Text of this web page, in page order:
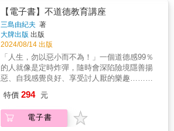
（《細雪》之家）．谷崎潤一郎紀念館本書特
色1. 小開本大字精裝輕量版，適合睡前閱讀的
枕邊書2. 32頁全彩特輯「谷崎潤一郎文學
&《春琴抄》」3. 獨家收錄〈春琴抄後語〉、
「春琴・佐助年表」、「谷崎潤一郎年表」
未有的危機⋯⋯《春琴抄》透過春琴和佐助的
故事，探索了人性中的美與醜、愛與痛，以及
極端情感中的陶醉與昇華。不僅展現了谷崎潤
一郎對美的執著追求，也深刻反映了人性的複
雜和深邃。「谷崎文學 &《春琴抄》彩頁特
輯」————▌《春琴抄》──日本殉情文學代
表作 ．大地震竟是催生名作的契機？！．諾貝
爾文學獎得主也讚嘆的絕世之作．谷崎潤一郎
的陰翳美學．各種改編：電影、漫畫▌《春琴
抄》之謎 ．掀起文壇筆戰的謎題：「害春琴毀
容的兇手是誰？」．讀者最關心的問題：「春
琴和佐助的墓在哪裡？」▌《春琴抄》大阪散步
官，因而被判了死刑。在流刑地，這項處決似
乎引不起人們多大的興趣。&「我的心願原本是
出版一部規模較大的中篇小說集，選集的共同
書名為《懲罰》。」──法蘭茲．卡夫卡，〈致
庫爾特．沃夫出版社〉（1915年10月15日）&
一九一三年起，卡夫卡即有出版中短篇選集的
想法，自稱「珍視這三個故事作為統一的整
體，絕不亞於對其中一則故事完整性的重
視」，並一度獲出版社支持，後因市場考量始
形記〉、〈在流刑地〉則分別以單集形式出
版。&在這三篇卡夫卡最具代表性的中短篇作品
【電子書】不道德教育講座
三島由紀夫 著
大牌出版 出版
2024/08/14 出版
「人生，勿以惡小而不為！」一個道德感99％
的人就像是定時炸彈，隨時會深陷險境隱善揚
惡、自我感覺良好、享受討人厭的樂趣……
證，凝視人心深淵的暢快詰問！★ 沒在跟你開
玩笑！本書是日本文豪三島由紀夫深入洞悉人
生、社會與文學的大膽異論★ 收錄69篇「不道
特價 294 元
電子書